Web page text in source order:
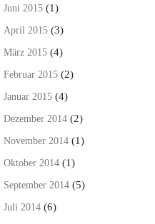
Juni 2015 (1)
April 2015 (3)
März 2015 (4)
Februar 2015 (2)
Januar 2015 (4)
Dezember 2014 (2)
November 2014 (1)
Oktober 2014 (1)
September 2014 (5)
Juli 2014 (6)